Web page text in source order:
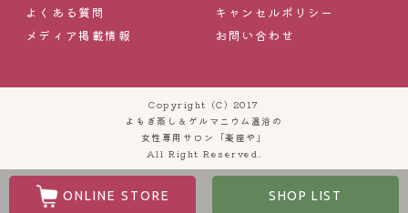
ONLINE STORE SHOP LIST
よくある質問
メディア掲載情報
キャンセルポリシー
お問い合わせ
Copyright (C) 2017
よもぎ蒸し＆ゲルマニウム温浴の
女性専用サロン「楽座や」
All Right Reserved.